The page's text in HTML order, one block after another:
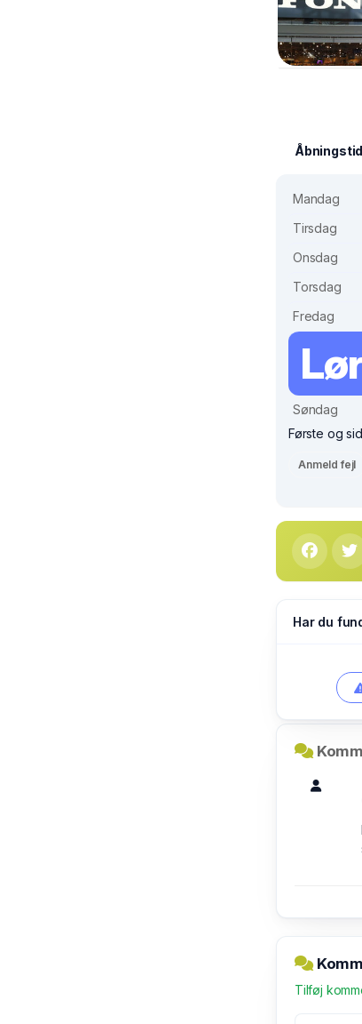
Mandag
Tirsdag
Onsdag
Torsdag
Fredag
Søndag
Første og
Anmeld fejl
Har du
Tilføj